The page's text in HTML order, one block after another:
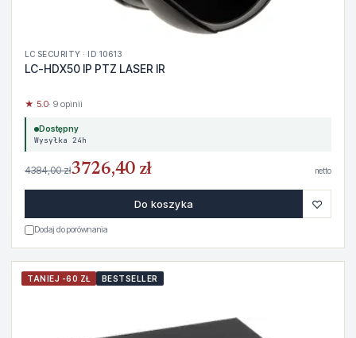
LC SECURITY · ID 10613
LC-HDX50 IP PTZ LASER IR
★ 5.0· 9 opinii
Dostępny
Wysyłka 24h
4384,00 zł3726,40 zł netto
Do koszyka ♡
Dodaj do porównania
TANIEJ -60 ZŁ BESTSELLER